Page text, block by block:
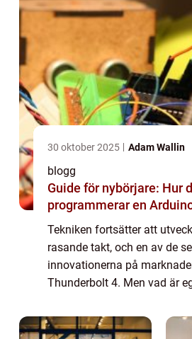
30 oktober 2025 Adam Wallin
blogg
Guide för nybörjare: Hur
programmerar en
Tekniken fortsätter att
rasande takt, och en av de
innovationerna på
Thunderbolt 4. Men vad är
av denna nya teknik? I